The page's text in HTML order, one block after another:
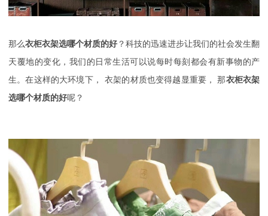
那么衣柜衣架选哪个材质的好 ？ 科技的迅速进步让我们的社会发生翻
天覆地的变化，我们的日常生活可以说每时每刻都会有新事物的产
生。在这样的大环境下，
衣架的材质也变得越显重要，那衣柜衣架
选哪个材质的好呢？